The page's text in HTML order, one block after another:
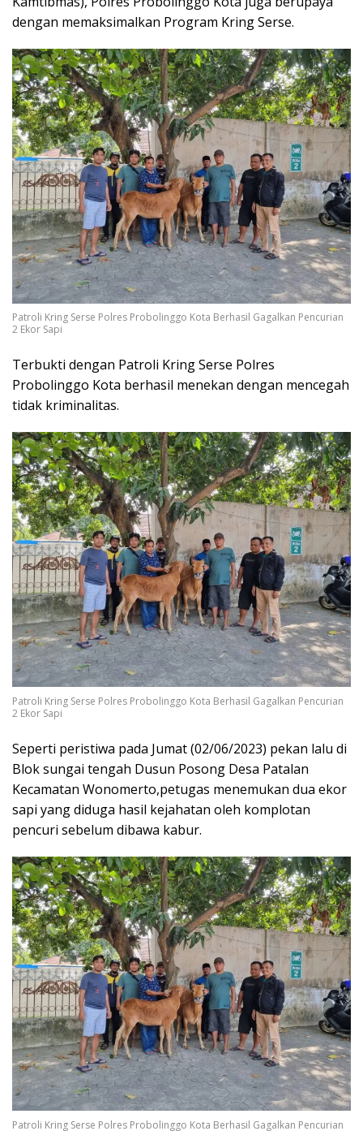
dengan memaksimalkan Program Kring Serse.
Patroli Kring Serse Polres Probolinggo Kota Berhasil Gagalkan Pencurian
2 Ekor Sapi
Terbukti dengan Patroli Kring Serse Polres
Probolinggo Kota berhasil menekan dengan mencegah
tidak kriminalitas.
Patroli Kring Serse Polres Probolinggo Kota Berhasil Gagalkan Pencurian
2 Ekor Sapi
Seperti peristiwa pada Jumat (02/06/2023) pekan lalu di
Blok sungai tengah Dusun Posong Desa Patalan
Kecamatan Wonomerto,petugas menemukan dua ekor
sapi yang diduga hasil kejahatan oleh komplotan
pencuri sebelum dibawa kabur.
Patroli Kring Serse Polres Probolinggo Kota Berhasil Gagalkan Pencurian